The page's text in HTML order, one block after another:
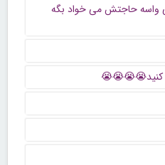
حاجتش می خواد بگه
کنید😭😭😭😭